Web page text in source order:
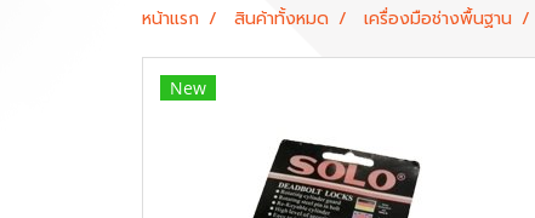
หน้าแรก สินค้าทั้งหมด เครื่องมือช่างพื้นฐาน
New